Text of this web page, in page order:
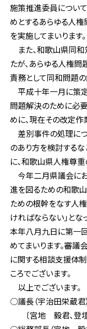
施策推進委員につい
めとするあらゆる人
を実施してまいります。
また、和歌山県同
たが、あらゆる人権
責務として同和問題の
平成十年一月に策
問題解決のために必
めに、現在その改定
差別事件の処理につ
のあり方を
に、和歌山県人権尊
今年二月県議会に
進を図るための和歌
ための根幹をなす人
ければならない」と
本年八月九日に第一
めてまいります。審
に関する相談支援体
ころでございます。
以上でございます。
○議長（宇治田栄蔵
〔宮地 毅君、登壇